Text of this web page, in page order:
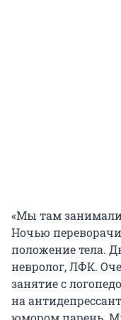
«Мы там
Ночью
положение тела.
невролог, ЛФК.
занятие с
на